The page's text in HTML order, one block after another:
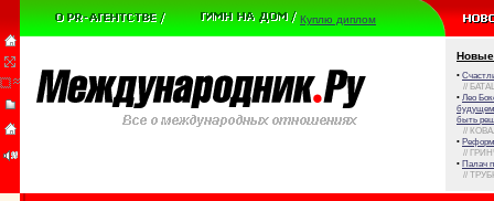
Куплю диплом
Новые
•
//
• Лео
будущем
быть
//
•
//
• Палач
//